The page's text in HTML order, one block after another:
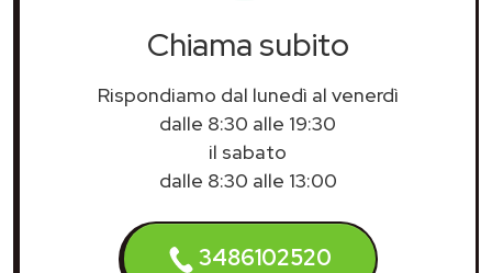
Chiama subito
Rispondiamo dal lunedì al venerdì
dalle 8:30 alle 19:30
il sabato
dalle 8:30 alle 13:00
3486102520